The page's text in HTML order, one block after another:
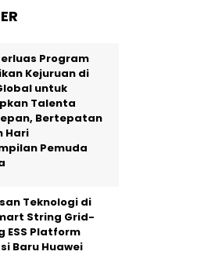
Program
Kejuruan di
untuk
Talenta
Bertepatan
Hari
Pemuda
Teknologi di
String Grid-
ESS Platform
Baru Huawei